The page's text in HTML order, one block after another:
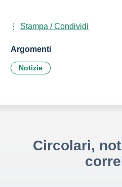
Stampa / Condividi
Argomenti
Notizie
Circolari,